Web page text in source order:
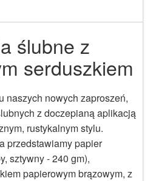
ślubne z
serduszkiem
naszych nowych zaproszeń,
z doczepianą aplikacją
rustykalnym stylu.
przedstawiamy papier
sztywny - 240 gm),
papierowym brązowym, z